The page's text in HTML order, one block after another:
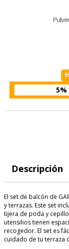
5%
Descripción
El set de balcón de
y terrazas. Este set
tijera de poda y
utensilios tienen
recogedor. El set es
cuidado de tu terraza